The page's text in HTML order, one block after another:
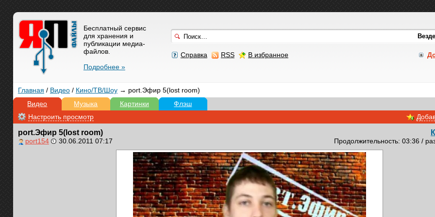
Справка RSS В избранное
Бесплатный сервис
для хранения и
публикации медиа-
файлов.
Подробнее »
Главная / Видео/ Кино/ТВ/Шоу→ port.Эфир 5(lost room)
Видео
Музыка Картинки Флэш
Настроить просмотр
port.Эфир 5(lost room)
port154 30.06.2011 07:17 Продолжительность: 03:36 /